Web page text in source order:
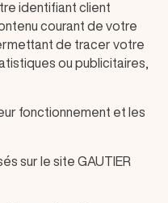
identifiant client
courant de votre
de tracer votre
ou publicitaires,
fonctionnement et les
sur le site GAUTIER